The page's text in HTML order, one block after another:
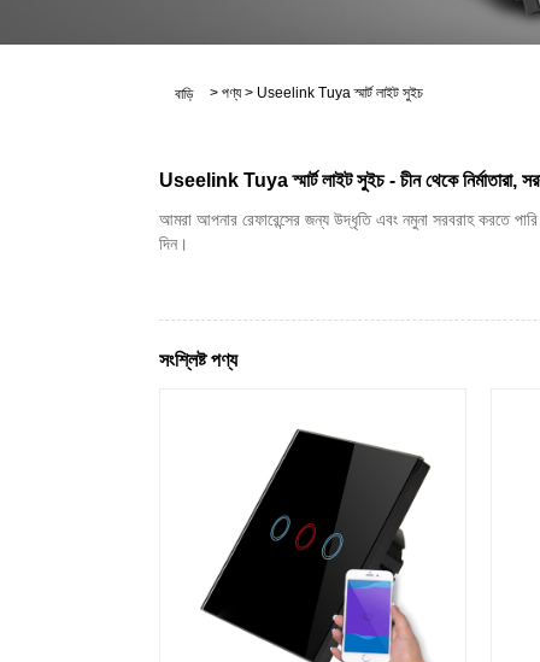
বাড়ি > পণ্য > Useelink Tuya স্মার্ট লাইট সুইচ
Useelink Tuya স্মার্ট লাইট সুইচ - চীন থেকে নির্মাতারা,
আমরা আপনার রেফারেন্সের জন্য উদ্ধৃতি এবং নমুনা সরবরাহ করতে
দিন।
সংশ্লিষ্ট পণ্য